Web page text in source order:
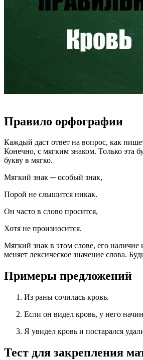
Правило орфографии
Каждый даст ответ на вопрос, как
Конечно, с мягким знаком. Только эта
букву в мягко.
Мягкий знак ─ особый знак,
Порой не слышится никак.
Он часто в слово просится,
Хотя не произносится.
Мягкий знак в этом слове, его наличие
меняет лексическое значение слова.
Примеры предложений
Из раны сочилась кровь.
Если он видел кровь, у него
Я увидел кровь и постарался
Тест для закрепления